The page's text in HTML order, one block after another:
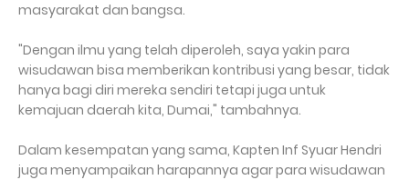
masyarakat dan bangsa.
"Dengan ilmu yang telah diperoleh, saya yakin para
wisudawan bisa memberikan kontribusi yang besar, tidak
hanya bagi diri mereka sendiri tetapi juga untuk
kemajuan daerah kita, Dumai," tambahnya.
Dalam kesempatan yang sama, Kapten Inf Syuar Hendri
juga menyampaikan harapannya agar para wisudawan